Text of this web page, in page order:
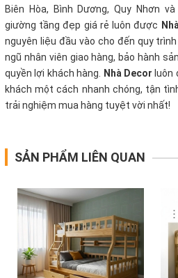
Biên Hòa, Bình Dương, Quy Nhơn
giường tầng đẹp giá rẻ luôn được
nguyên liệu đầu vào cho đến quy
ngũ nhân viên giao hàng, bảo hành
quyền lợi khách hàng. Nhà Decor luôn
khách một cách nhanh chóng, tận
trải nghiệm mua hàng tuyệt vời nhất!
SẢN PHẨM LIÊN QUAN